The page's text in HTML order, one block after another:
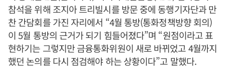
참석을 위해 조지아 트리빌시를 방문 중에 동행기자단과 만
찬 간담회를 가진 자리에서 “4월 통방(통화정책방향 회의)
이 5월 통방의 근거가 되기 힘들어졌다”며 “원점이라고 표
현하기는 그렇지만 금융통화위원이 새로 바뀌었고 4월까지
했던 논의를 다시 점검해야 하는 상황이다”고 말했다.